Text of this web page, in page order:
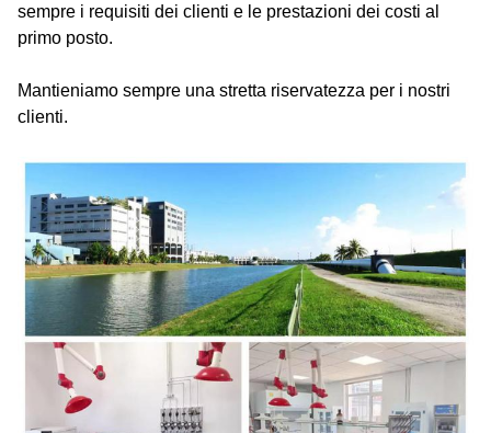
sempre i requisiti dei clienti e le prestazioni dei costi al
primo posto.
Mantieniamo sempre una stretta riservatezza per i nostri
clienti.